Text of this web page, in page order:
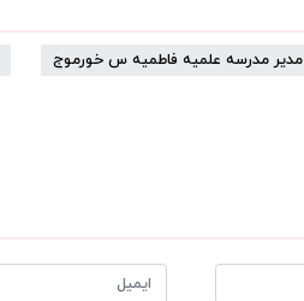
مدیر مدرسه علمیه فاطمیه س خورموج